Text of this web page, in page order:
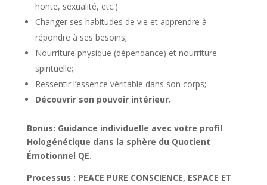
honte, sexualité, etc.)
Changer ses habitudes de vie et apprendre à
répondre à ses besoins;
Nourriture physique (dépendance) et nourriture
spirituelle;
Ressentir l’essence véritable dans son corps;
Découvrir son pouvoir intérieur.
Bonus: Guidance individuelle avec votre profil
Hologénétique dans la sphère du Quotient
Émotionnel QE.
Processus : PEACE PURE CONSCIENCE, ESPACE ET